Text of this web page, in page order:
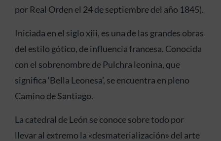
por Real Orden el 24 de septiembre del año 1845).
Iniciada en el siglo xiii, es una de las grandes obras
del estilo gótico, de influencia francesa. Conocida
con el sobrenombre de Pulchra leonina, que
significa ‘Bella Leonesa’, se encuentra en pleno
Camino de Santiago.
La catedral de León se conoce sobre todo por
llevar al extremo la «desmaterialización» del arte